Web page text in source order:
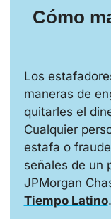
Cómo
Los
maneras de
quitarles el
Cualquier
estafa o
señales de un
JPMorgan
Tiempo Latino.